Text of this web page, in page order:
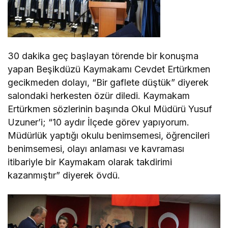
30 dakika geç başlayan törende bir konuşma
yapan Beşikdüzü Kaymakamı Cevdet Ertürkmen
gecikmeden dolayı, “Bir gaflete düştük” diyerek
salondaki herkesten özür diledi. Kaymakam
Ertürkmen sözlerinin başında Okul Müdürü Yusuf
Uzuner’i; “10 aydır İlçede görev yapıyorum.
Müdürlük yaptığı okulu benimsemesi, öğrencileri
benimsemesi, olayı anlaması ve kavraması
itibariyle bir Kaymakam olarak takdirimi
kazanmıştır” diyerek övdü.